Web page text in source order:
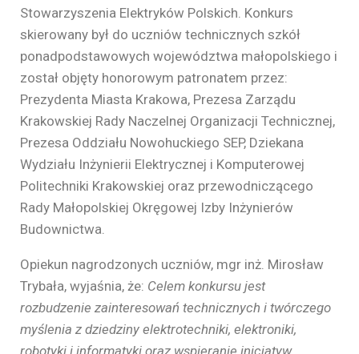
Stowarzyszenia Elektryków Polskich. Konkurs
skierowany był do uczniów technicznych szkół
ponadpodstawowych województwa małopolskiego i
został objęty honorowym patronatem przez:
Prezydenta Miasta Krakowa, Prezesa Zarządu
Krakowskiej Rady Naczelnej Organizacji Technicznej,
Prezesa Oddziału Nowohuckiego SEP, Dziekana
Wydziału Inżynierii Elektrycznej i Komputerowej
Politechniki Krakowskiej oraz przewodniczącego
Rady Małopolskiej Okręgowej Izby Inżynierów
Budownictwa.
Opiekun nagrodzonych uczniów, mgr inż. Mirosław
Trybała, wyjaśnia, że: Celem konkursu jest
rozbudzenie zainteresowań technicznych i twórczego
myślenia z dziedziny elektrotechniki, elektroniki,
robotyki i informatyki oraz wspieranie inicjatyw